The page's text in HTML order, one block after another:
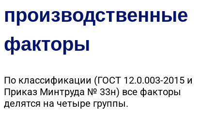
производственные
факторы
По классификации (ГОСТ 12.0.003-2015 и
Приказ Минтруда № 33н) все факторы
делятся на четыре группы.